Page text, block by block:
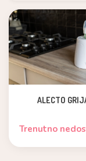
ALECTO
Trenutno